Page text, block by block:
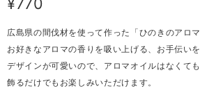
広島県の間伐材を使って作った「ひのきのアロ
お好きなアロマの香りを吸い上げる、お手伝いを
デザインが可愛いので、アロマオイルはなくて
飾るだけでもお楽しみいただけます。